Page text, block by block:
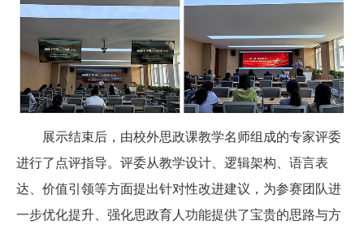
展示结束后，由校外思政课教学名师组成的专家评委
进行了点评指导。评委从教学设计、逻辑架构、语言表
达、价值引领等方面提出针对性改进建议，为参赛团队进
一步优化提升、强化思政育人功能提供了宝贵的思路与方